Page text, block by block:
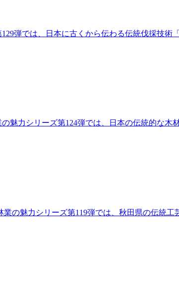
弾では、日本に古くから伝わる伝統伐採技術
魅力シリーズ第124弾では、日本の伝統的な木
の魅力シリーズ第119弾では、秋田県の伝統工